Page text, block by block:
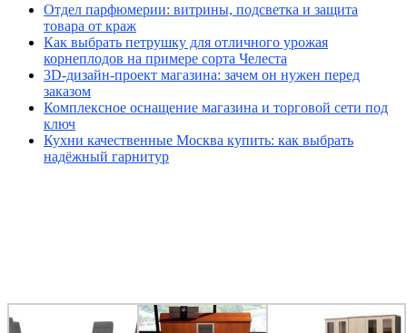
Отдел парфюмерии: витрины, подсветка и защита
товара от краж
Как выбрать петрушку для отличного урожая
корнеплодов на примере сорта Челеста
3D-дизайн-проект магазина: зачем он нужен перед
заказом
Комплексное оснащение магазина и торговой сети под
ключ
Кухни качественные Москва купить: как выбрать
надёжный гарнитур